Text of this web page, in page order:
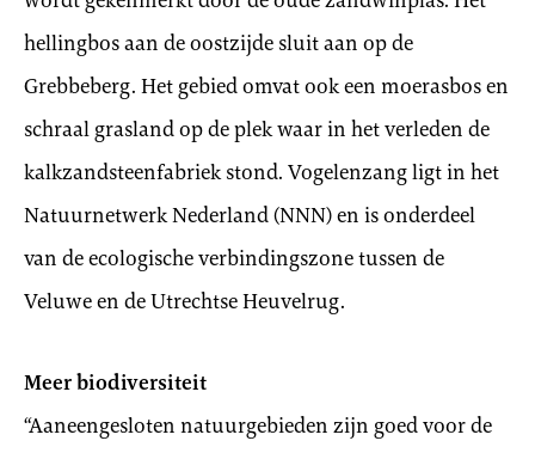
hellingbos aan de oostzijde sluit aan op de
Grebbeberg. Het gebied omvat ook een moerasbos en
schraal grasland op de plek waar in het verleden de
kalkzandsteenfabriek stond. Vogelenzang ligt in het
Natuurnetwerk Nederland (NNN) en is onderdeel
van de ecologische verbindingszone tussen de
Veluwe en de Utrechtse Heuvelrug.
Meer biodiversiteit
“Aaneengesloten natuurgebieden zijn goed voor de